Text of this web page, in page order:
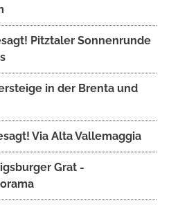
Pitztaler Sonnenrunde
in der Brenta und
Via Alta Vallemaggia
Grat -